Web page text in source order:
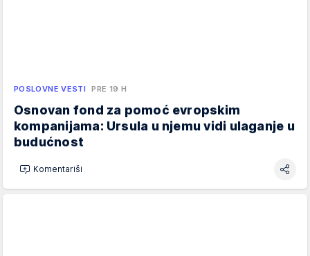
POSLOVNE VESTI PRE 19 H
Osnovan fond za pomoć evropskim
kompanijama: Ursula u njemu vidi ulaganje u
budućnost
Komentariši